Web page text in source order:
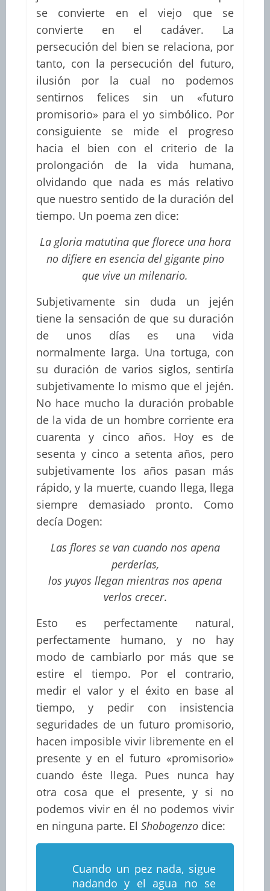
se convierte en el viejo que se
convierte en el cadáver. La
persecución del bien se relaciona, por
tanto, con la persecución del futuro,
ilusión por la cual no podemos
sentirnos felices sin un «futuro
promisorio» para el yo simbólico. Por
consiguiente se mide el progreso
hacia el bien con el criterio de la
prolongación de la vida humana,
olvidando que nada es más relativo
que nuestro sentido de la duración del
tiempo. Un poema zen dice:
La gloria matutina que florece una hora
no difiere en esencia del gigante pino
que vive un milenario.
Subjetivamente sin duda un jején
tiene la sensación de que su duración
de unos días es una vida
normalmente larga. Una tortuga, con
su duración de varios siglos, sentiría
subjetivamente lo mismo que el jején.
No hace mucho la duración probable
de la vida de un hombre corriente era
cuarenta y cinco años. Hoy es de
sesenta y cinco a setenta años, pero
subjetivamente los años pasan más
rápido, y la muerte, cuando llega, llega
siempre demasiado pronto. Como
decía Dogen:
Las flores se van cuando nos apena
perderlas,
los yuyos llegan mientras nos apena
verlos crecer.
Esto es perfectamente natural,
perfectamente humano, y no hay
modo de cambiarlo por más que se
estire el tiempo. Por el contrario,
medir el valor y el éxito en base al
tiempo, y pedir con insistencia
seguridades de un futuro promisorio,
hacen imposible vivir libremente en el
presente y en el futuro «promisorio»
cuando éste llega. Pues nunca hay
otra cosa que el presente, y si no
podemos vivir en él no podemos vivir
en ninguna parte. El Shobogenzodice:
Cuando un pez nada, sigue
nadando y el agua no se